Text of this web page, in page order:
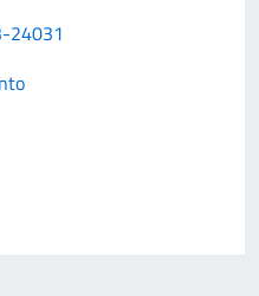
24031